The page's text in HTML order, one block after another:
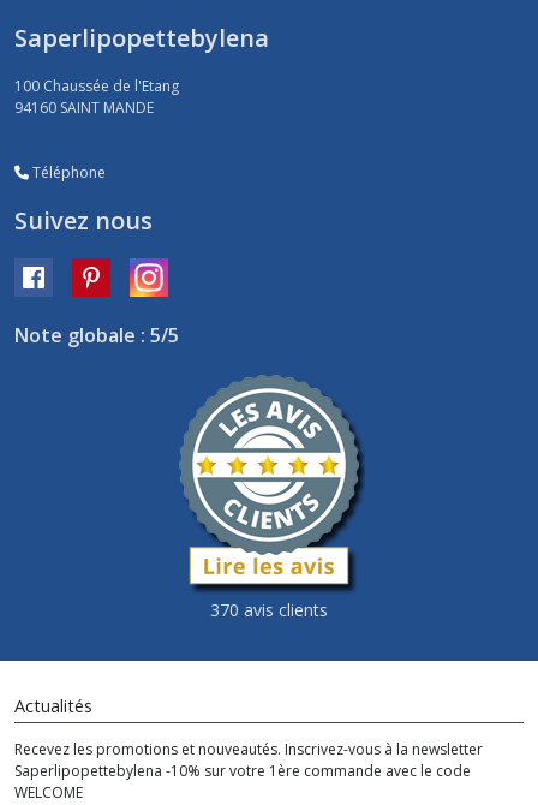
Saperlipopettebylena
100 Chaussée de l'Etang
94160 SAINT MANDE
Téléphone
Suivez nous
Note globale : 5/5
370 avis clients
Actualités
Recevez les promotions et nouveautés. Inscrivez-vous à la newsletter
Saperlipopettebylena -10% sur votre 1ère commande avec le code
WELCOME